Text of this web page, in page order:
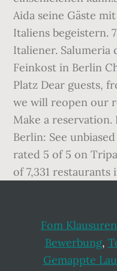
Aida seine Gäste
Italiens begeistern.
Italiener. Salumeria
Feinkost in Berlin
Platz Dear guests,
we will reopen our
Make a reservation.
Berlin: See
rated 5 of 5 on
of 7,331 restaurants
Fom
Bewerbung,
Gemappte